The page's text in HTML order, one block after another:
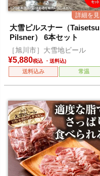
大雪ピルスナー（Taisetsu
Pilsner） 6本セット
［旭川市］大雪地ビール
¥5,880税込
送料込み 常温